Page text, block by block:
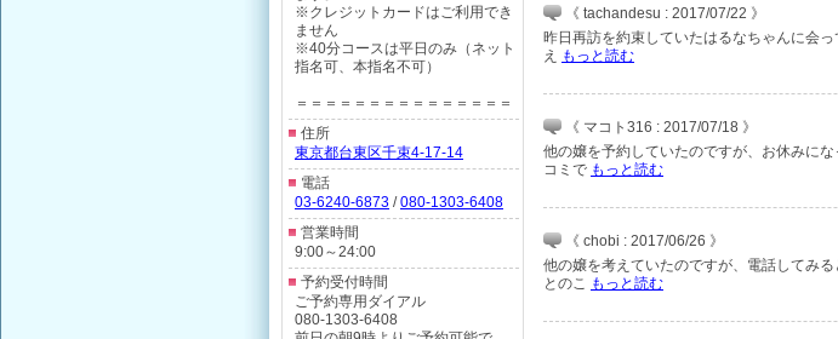
《 tachandesu : 2017/07/22 》
昨日再訪を約束していたはるなちゃんに会
え
もっと読む
《 マコト316 : 2017/07/18 》
他の嬢を予約していたのですが、お休みに
コミで もっと読む
《 chobi : 2017/06/26 》
他の嬢を考えていたのですが、電話してみ
とのこ もっと読む
※クレジットカードはご利用でき
ません
※40分コースは平日のみ（ネット
指名可、本指名不可）
＝＝＝＝＝＝＝＝＝＝＝＝＝＝＝
住所
東京都台東区千束4-17-14
電話
03-6240-6873 /080-1303-6408
営業時間
9:00～24:00
予約受付時間
ご予約専用ダイアル
080-1303-6408